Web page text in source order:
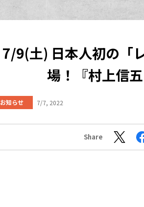
7/9(土) 日本人初の「
場！『村上信
お知らせ 7/7, 2022
Share